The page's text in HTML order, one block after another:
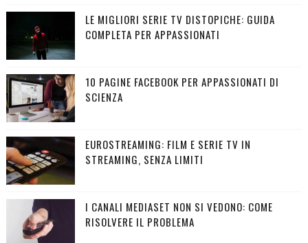
LE MIGLIORI SERIE TV DISTOPICHE: GUIDA
COMPLETA PER APPASSIONATI
10 PAGINE FACEBOOK PER APPASSIONATI DI
SCIENZA
EUROSTREAMING: FILM E SERIE TV IN
STREAMING, SENZA LIMITI
I CANALI MEDIASET NON SI VEDONO: COME
RISOLVERE IL PROBLEMA